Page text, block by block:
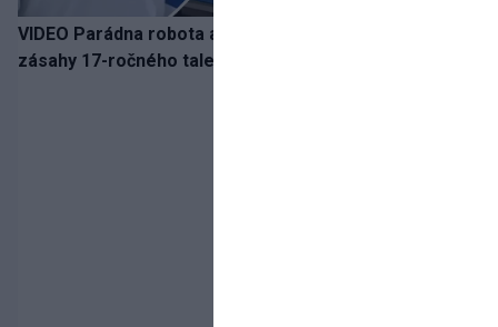
VIDEO Parádna robota a gól v oslabení! Pozrite si oba
zásahy 17-ročného talentu Rychlíka proti USA